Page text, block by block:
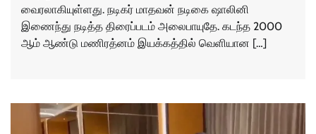
வைரலாகியுள்ளது. நடிகர் மாதவன் நடிகை ஷாலினி
இணைந்து நடித்த திரைப்படம் அலைபாயுதே. கடந்த 2000
ஆம் ஆண்டு மணிரத்னம் இயக்கத்தில் வெளியான […]